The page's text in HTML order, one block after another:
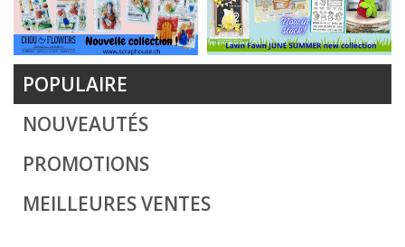
POPULAIRE
NOUVEAUTÉS
PROMOTIONS
MEILLEURES VENTES